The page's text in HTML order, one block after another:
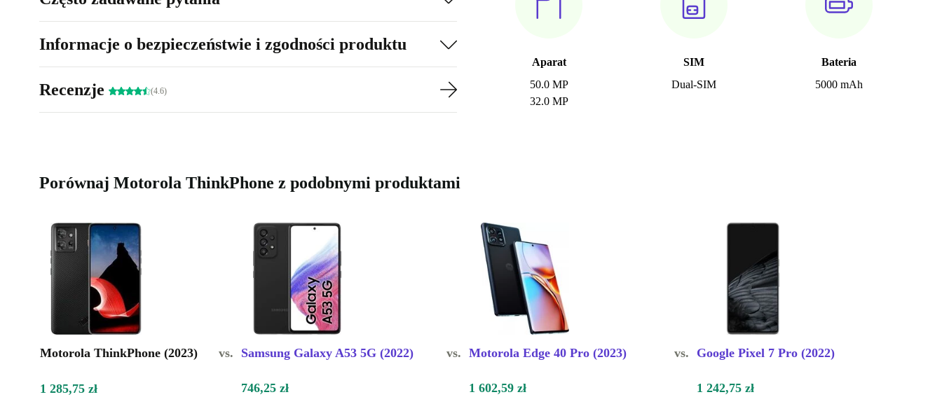
Aparat
50.0 MP
32.0 MP
SIM
Dual-SIM
Bateria
5000 mAh
Informacje o bezpieczeństwie i zgodności produktu
Recenzje (4.6)
Porównaj Motorola ThinkPhone z podobnymi produktami
Motorola ThinkPhone (2023) vs. Samsung Galaxy A53 5G (2022) vs. Motorola Edge 40 Pro (2023) vs. Google Pixel 7 Pro (2022)
1 285,75 zł 746,25 zł 1 602,59 zł 1 242,75 zł